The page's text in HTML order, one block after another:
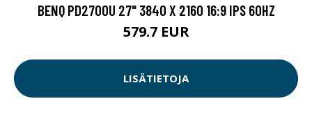
BENQ PD2700U 27" 3840 X 2160 16:9 IPS 60HZ
579.7 EUR
LISÄTIETOJA